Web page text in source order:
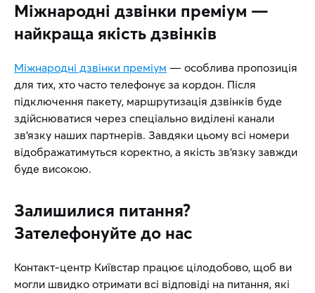
Міжнародні дзвінки преміум —
найкраща якість дзвінків
Міжнародні дзвінки преміум — особлива пропозиція
для тих, хто часто телефонує за кордон. Після
підключення пакету, маршрутизація дзвінків буде
здійснюватися через спеціально виділені канали
зв’язку наших партнерів. Завдяки цьому всі номери
відображатимуться коректно, а якість зв’язку завжди
буде високою.
Залишилися питання?
Зателефонуйте до нас
Контакт-центр Київстар працює цілодобово, щоб ви
могли швидко отримати всі відповіді на питання, які